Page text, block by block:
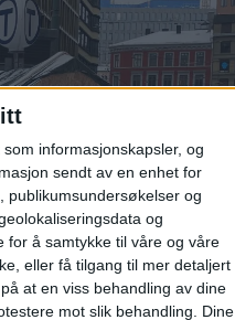
informasjonskapsler, og
sendt av en enhet for
publikumsundersøkelser og
og
for å samtykke til våre og våre
eller få tilgang til mer detaljert
at en viss behandling av dine
mot slik behandling. Dine